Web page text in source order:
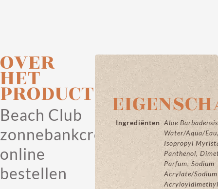
OVER
HET
PRODUCT
Beach Club
zonnebankcreme
online
bestellen
Ingrediënten Aloe
Water/Aqua/
Isopropyl
Panthenol,
Parfum, Sodium
Acrylate/Sodium